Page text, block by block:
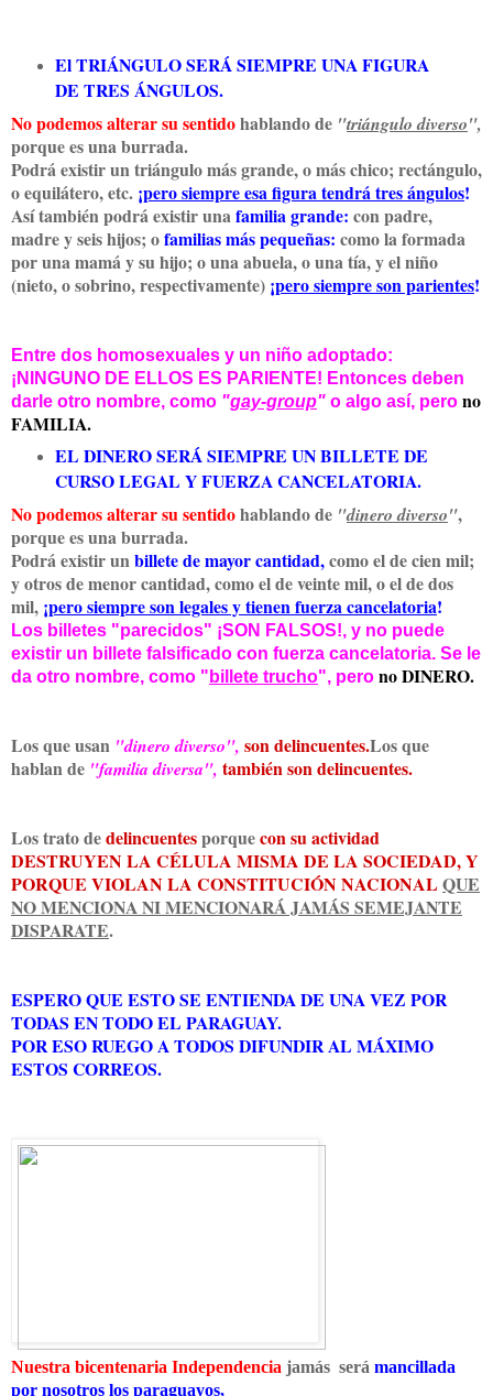
El TRIÁNGULO SERÁ SIEMPRE UNA FIGURA
DE TRES ÁNGULOS.
No podemos alterar su sentidohablando de "triángulo diverso",
porque es una burrada.
Podrá existir un triángulo más grande, o más chico; rectángulo,
o equilátero, etc. ¡pero siempre esa figura tendrá tres ángulos!
Así también podrá existir una familia grande: con padre,
madre y seis hijos; ofamilias más pequeñas: como la formada
por una mamá y su hijo; o una abuela, o una tía, y el niño
(nieto, o sobrino, respectivamente) ¡pero siempre son parientes!
Entre dos homosexuales y un niño adoptado:
¡NINGUNO DE ELLOS ES PARIENTE! Entonces deben
darle otro nombre, como "gay-group" o algo así, pero no
FAMILIA.
EL DINERO SERÁ SIEMPRE UN BILLETE DE
CURSO LEGAL Y FUERZA CANCELATORIA.
No podemos alterar su sentidohablando de "dinero diverso",
porque es una burrada.
Podrá existir unbillete de mayor cantidad,como el de cien mil;
y otros de menor cantidad, como el de veinte mil, o el de dos
mil, ¡pero siempre son legales y tienen fuerza cancelatoria!
Los billetes "parecidos" ¡SON FALSOS!, y no puede
existir un billete falsificado con fuerza cancelatoria. Se le
da otro nombre, como " billete trucho", pero no DINERO.
Los que usan "dinero diverso", son delincuentes.Los que
hablan de "familia diversa", también son delincuentes.
Los trato dedelincuentesporquecon su actividad
DESTRUYEN LA CÉLULA MISMA DE LA SOCIEDAD, Y
PORQUE VIOLAN LA CONSTITUCIÓN NACIONALQUE
NO MENCIONA NI MENCIONARÁ JAMÁS SEMEJANTE
DISPARATE.
ESPERO QUE ESTO SE ENTIENDA DE UNA VEZ POR
TODAS EN TODO EL PARAGUAY.
POR ESO RUEGO A TODOS DIFUNDIR AL MÁXIMO
ESTOS CORREOS.
Nuestra bicentenaria Independencia jamás será mancillada
por nosotros los paraguayos,